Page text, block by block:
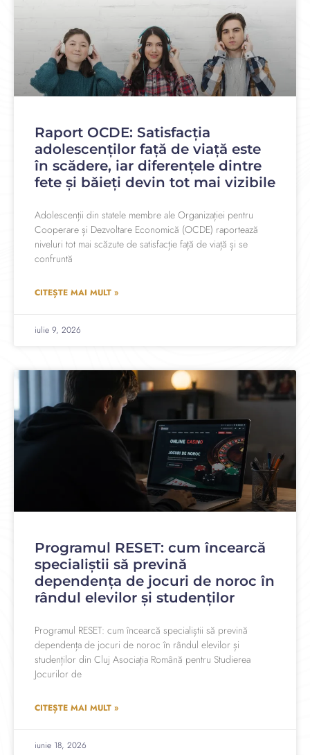
Raport OCDE: Satisfacția
adolescenților față de viață este
în scădere, iar diferențele dintre
fete și băieți devin tot mai vizibile
Adolescenții din statele membre ale Organizației pentru
Cooperare și Dezvoltare Economică (OCDE) raportează
niveluri tot mai scăzute de satisfacție față de viață și se
confruntă
CITEȘTE MAI MULT »
iulie 9, 2026
Programul RESET: cum încearcă
specialiștii să prevină
dependența de jocuri de noroc în
rândul elevilor și studenților
Programul RESET: cum încearcă specialiștii să prevină
dependența de jocuri de noroc în rândul elevilor și
studenților din Cluj Asociația Română pentru Studierea
Jocurilor de
CITEȘTE MAI MULT »
iunie 18, 2026